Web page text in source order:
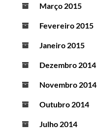
Março 2015
Fevereiro 2015
Janeiro 2015
Dezembro 2014
Novembro 2014
Outubro 2014
Julho 2014